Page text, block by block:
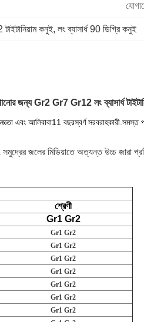
কনুই, লং ব্যাসার্ধ 90 ডিগ্রি কনুই
জন্য Gr2 Gr7 Gr12 লং ব্যাসার্ধ
এবং আলিবাবা11 বছরস্বর্ণ
সমুদ্রের জলের মিডিয়াতে অত্যন্ত উচ্চ
শ্রেণী
Gr1 Gr2
Gr1 Gr2
Gr1 Gr2
Gr1 Gr2
Gr1 Gr2
Gr1 Gr2
Gr1 Gr2
Gr1 Gr2